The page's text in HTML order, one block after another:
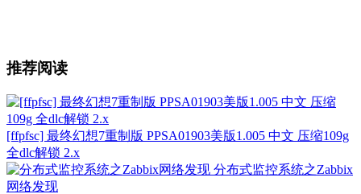
推荐阅读
[ffpfsc] 最终幻想7重制版 PPSA01903美版1.005 中文 压缩109g
全dlc解锁 2.x
分布式监控系统之Zabbix
网络发现